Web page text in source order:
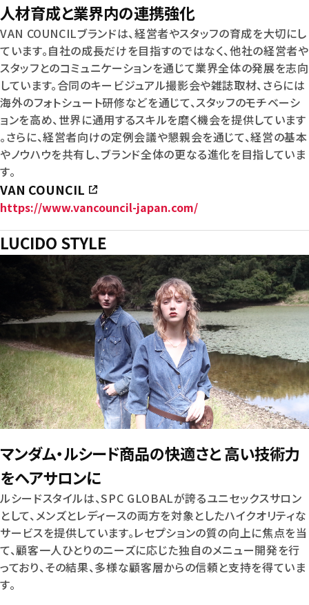
人材育成と業界内の連携強化
VAN COUNCILブランドは、経営者やスタッフの育成を大切にし
ています。自社の成長だけを目指すのではなく、他社の経営者や
スタッフとのコミュニケーションを通じて業界全体の発展を志向
しています。合同のキービジュアル撮影会や雑誌取材、さらには
海外のフォトシュート研修などを通じて、スタッフのモチベーシ
ョンを高め、世界に通用するスキルを磨く機会を提供しています
。さらに、経営者向けの定例会議や懇親会を通じて、経営の基本
やノウハウを共有し、ブランド全体の更なる進化を目指していま
す。
VAN COUNCIL
https://www.vancouncil-japan.com/
LUCIDO STYLE
マンダム・ルシード商品の快適さと 高い技術力
をヘアサロンに
ルシードスタイルは、SPC GLOBALが誇るユニセックスサロン
として、メンズとレディースの両方を対象としたハイクオリティな
サービスを提供しています。レセプションの質の向上に焦点を当
て、顧客一人ひとりのニーズに応じた独自のメニュー開発を行
っており、その結果、多様な顧客層からの信頼と支持を得ていま
す。